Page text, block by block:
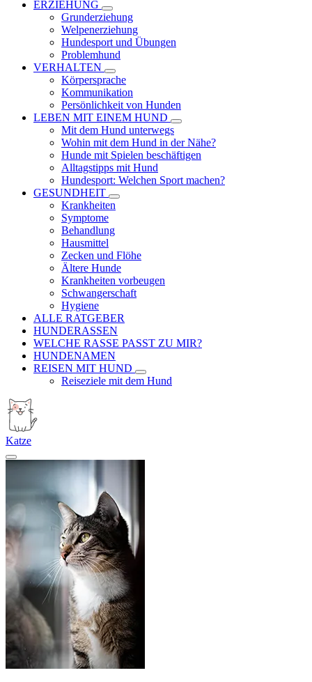
ERZIEHUNG
Grunderziehung
Welpenerziehung
Hundesport und Übungen
Problemhund
VERHALTEN
Körpersprache
Kommunikation
Persönlichkeit von Hunden
LEBEN MIT EINEM HUND
Mit dem Hund unterwegs
Wohin mit dem Hund in der Nähe?
Hunde mit Spielen beschäftigen
Alltagstipps mit Hund
Hundesport: Welchen Sport machen?
GESUNDHEIT
Krankheiten
Symptome
Behandlung
Hausmittel
Zecken und Flöhe
Ältere Hunde
Krankheiten vorbeugen
Schwangerschaft
Hygiene
ALLE RATGEBER
HUNDERASSEN
WELCHE RASSE PASST ZU MIR?
HUNDENAMEN
REISEN MIT HUND
Reiseziele mit dem Hund
Katze